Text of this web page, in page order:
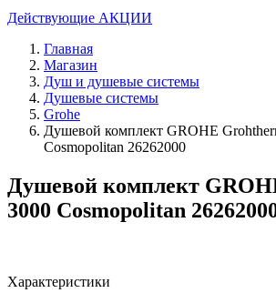
Действующие АКЦИИ
Главная
Магазин
Душ и душевые системы
Душевые системы
Grohe
Душевой комплект GROHE
Cosmopolitan 26262000
Душевой комплект
3000 Cosmopolitan
Характеристики